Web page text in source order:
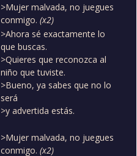
>Mujer malvada, no juegues
conmigo. (x2)
>Ahora sé exactamente lo
que buscas.
>Quieres que reconozca al
niño que tuviste.
>Bueno, ya sabes que no lo
será
>y advertida estás.
>Mujer malvada, no juegues
conmigo. (x2)